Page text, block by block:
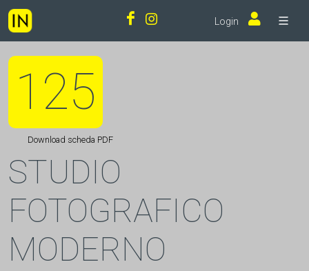
Login
125
Download scheda PDF
STUDIO
FOTOGRAFICO
MODERNO